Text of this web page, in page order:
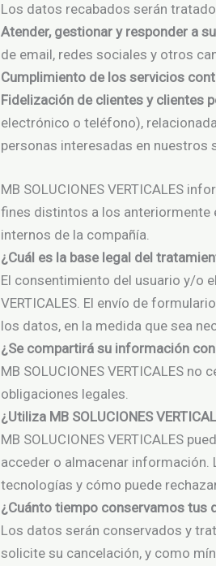
Los datos recabados serán
Atender, gestionar y responder a
de email, redes sociales y otros
Cumplimiento de los servicios
Fidelización de clientes y clientes
electrónico o teléfono),
personas interesadas en nuestros
MB SOLUCIONES VERTICALES
fines distintos a los
internos de la compañía.
¿Cuál es la base legal del
El consentimiento del usuario y/o
VERTICALES. El envío de
los datos, en la medida que sea
¿Se compartirá su información
MB SOLUCIONES VERTICALES
obligaciones legales.
¿Utiliza MB SOLUCIONES
MB SOLUCIONES VERTICALES
acceder o almacenar información.
tecnologías y cómo puede
¿Cuánto tiempo conservamos tus
Los datos serán conservados y
solicite su cancelación, y como